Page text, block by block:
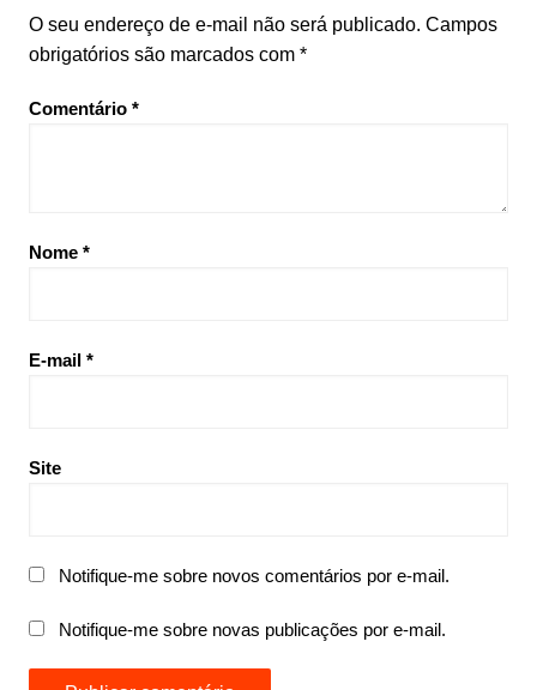
O seu endereço de e-mail não será publicado. Campos
obrigatórios são marcados com *
Comentário *
Nome *
E-mail *
Site
Notifique-me sobre novos comentários por e-mail.
Notifique-me sobre novas publicações por e-mail.